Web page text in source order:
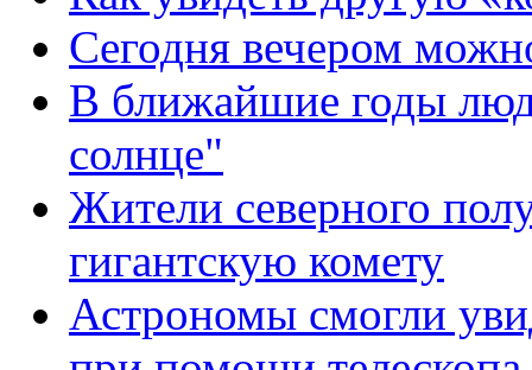
Сегодня вечером
В ближайшие годы
солнце"
Жители северного
гигантскую комету
Астрономы смогли